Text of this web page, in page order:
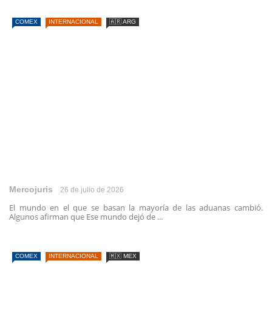
COMEX INTERNACIONAL 🇦🇷 ARG
Mercojuris 26 de julio de 2026
El mundo en el que se basan la mayoría de las aduanas cambió.
Algunos afirman que Ese mundo dejó de ...
COMEX INTERNACIONAL 🇲🇽 MEX